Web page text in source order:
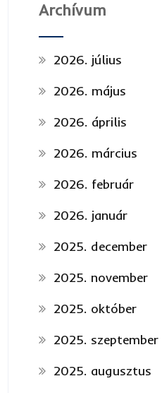
Archívum
2026. július
2026. május
2026. április
2026. március
2026. február
2026. január
2025. december
2025. november
2025. október
2025. szeptember
2025. augusztus